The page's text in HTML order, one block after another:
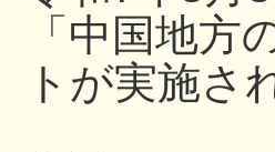
「中国地
トが実施さ